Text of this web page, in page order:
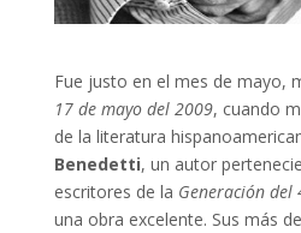
Fue justo en el mes de mayo,
17 de mayo del 2009, cuando
de la literatura
Benedetti, un autor
escritores de la Generación del
una obra excelente. Sus más